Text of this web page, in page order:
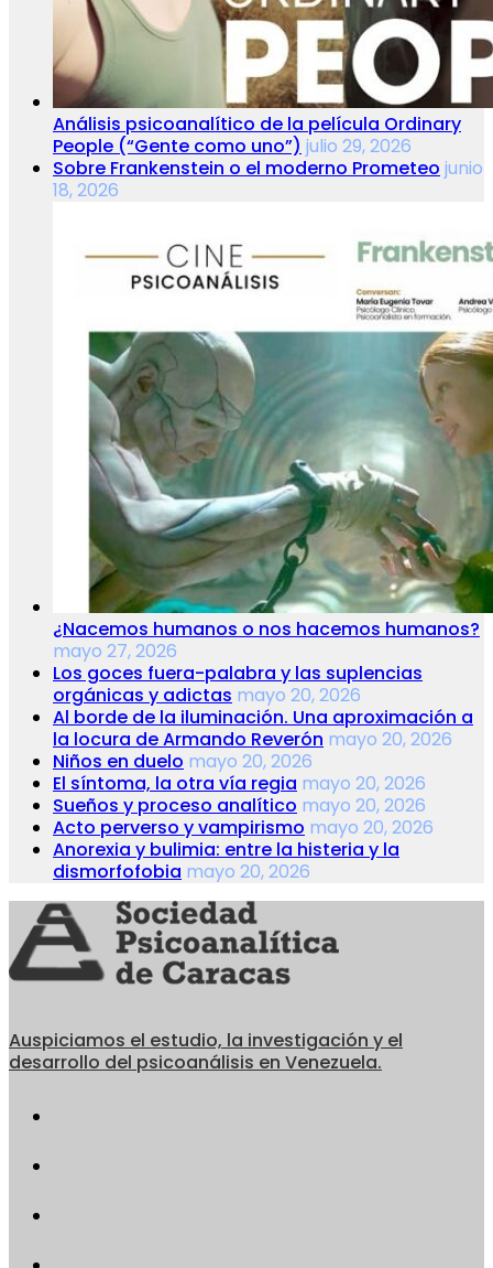
Análisis psicoanalítico de la película Ordinary
People (“Gente como uno”) julio 29, 2026
Sobre Frankenstein o el moderno Prometeo junio
18, 2026
¿Nacemos humanos o nos hacemos humanos?
mayo 27, 2026
Los goces fuera-palabra y las suplencias
orgánicas y adictas mayo 20, 2026
Al borde de la iluminación. Una aproximación a
la locura de Armando Reverón mayo 20, 2026
Niños en duelo mayo 20, 2026
El síntoma, la otra vía regia mayo 20, 2026
Sueños y proceso analítico mayo 20, 2026
Acto perverso y vampirismo mayo 20, 2026
Anorexia y bulimia: entre la histeria y la
dismorfofobia mayo 20, 2026
Auspiciamos el estudio, la investigación y el
desarrollo del psicoanálisis en Venezuela.